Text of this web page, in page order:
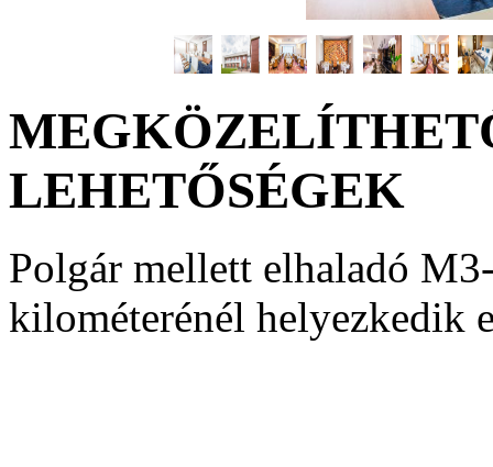
LEHETŐSÉGEK
Polgár mellett elhaladó
kilométerénél helyezkedik